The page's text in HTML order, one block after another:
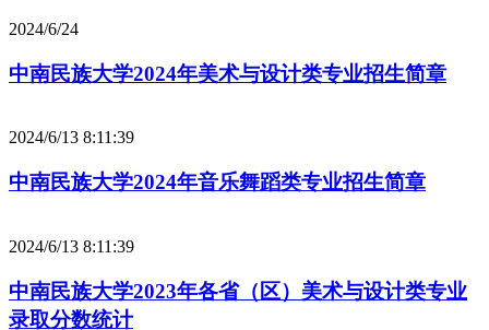
2024/6/24
中南民族大学2024年美术与设计类专业招生简章
2024/6/13 8:11:39
中南民族大学2024年音乐舞蹈类专业招生简章
2024/6/13 8:11:39
中南民族大学2023年各省（区）美术与设计类专业
录取分数统计